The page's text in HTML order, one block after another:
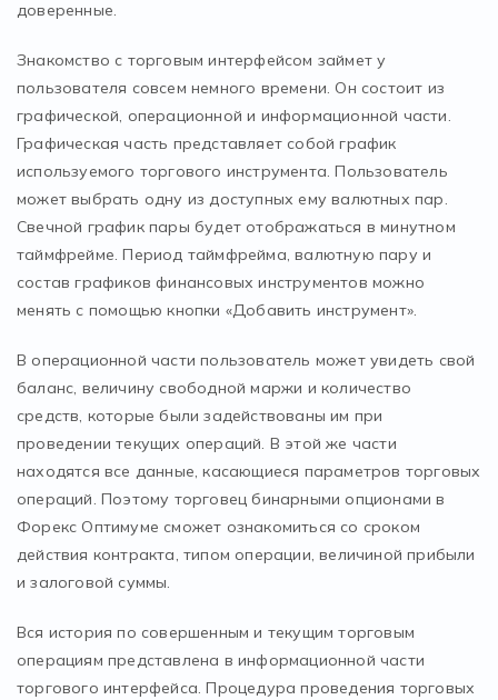
доверенные.
Знакомство с торговым интерфейсом займет у
пользователя совсем немного времени. Он состоит из
графической, операционной и информационной части.
Графическая часть представляет собой график
используемого торгового инструмента. Пользователь
может выбрать одну из доступных ему валютных пар.
Свечной график пары будет отображаться в минутном
таймфрейме. Период таймфрейма, валютную пару и
состав графиков финансовых инструментов можно
менять с помощью кнопки «Добавить инструмент».
В операционной части пользователь может увидеть свой
баланс, величину свободной маржи и количество
средств, которые были задействованы им при
проведении текущих операций. В этой же части
находятся все данные, касающиеся параметров торговых
операций. Поэтому торговец бинарными опционами в
Форекс Оптимуме сможет ознакомиться со сроком
действия контракта, типом операции, величиной прибыли
и залоговой суммы.
Вся история по совершенным и текущим торговым
операциям представлена в информационной части
торгового интерфейса. Процедура проведения торговых